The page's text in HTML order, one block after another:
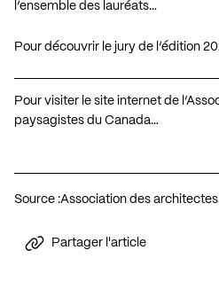
l’ensemble des lauréats…
Pour découvrir le jury de l’édition
Pour visiter le site internet de
paysagistes du Canada…
Source :Association des
Partager l'article